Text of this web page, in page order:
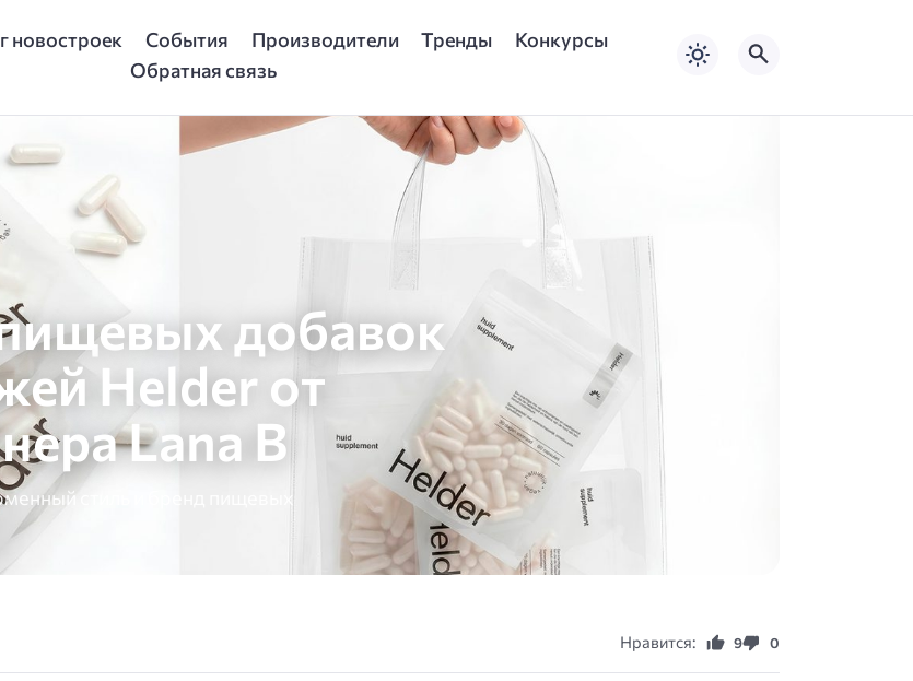
новостроек События Производители Тренды
Конкурсы
Обратная связь
добавок
Helder от
Lana B
стиль и бренд пищевых
Нравится: 9 0